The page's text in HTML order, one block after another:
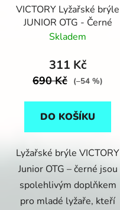
VICTORY Lyžařské brýle
JUNIOR OTG - Černé
Skladem
311 Kč
690 Kč (–54 %)
DO KOŠÍKU
Lyžařské brýle VICTORY
Junior OTG – černé jsou
spolehlivým doplňkem
pro mladé lyžaře, kteří